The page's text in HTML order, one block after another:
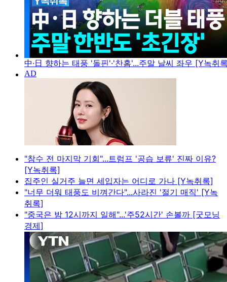
中·日 향하는 태풍 '돌핀'·'찬홈'...주말 날씨 좌우 [Y녹취
"참수 전 마지막 기회"...트럼프 '공습 보류' 진짜 이유?
[Y녹취록]
집주인 실거주 늘면 세입자는 어디로 가나 [Y녹취록]
"너무 더워 태풍도 비껴간다"...사라진 '절기 매직' [Y녹
취록]
"중국은 밤 12시까지 일해"...'주52시간' 손볼까 [굿모닝
경제]